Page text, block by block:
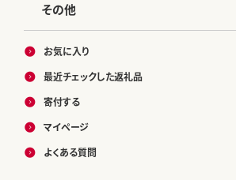
その他
お気に入り
最近チェックした返礼品
寄付する
マイページ
よくある質問